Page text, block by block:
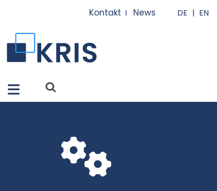
Close X
Merkmale
Lösungen
Apps
Kontakt I News